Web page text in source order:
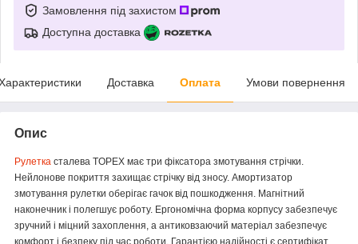
Замовлення під захистом
Доступна доставка
Доставка Оплата Умови повернення
Опис
Рулетка сталева TOPEX має три фіксатора змотування стрічки.
Нейлонове покриття захищає стрічку від зносу. Амортизатор
змотування рулетки оберігає гачок від пошкодження. Магнітний
наконечник і полегшує роботу. Ергономічна форма корпусу забезпечує
зручний і міцний захоплення, а антиковзаючий матеріал забезпечує
комфорт і безпеку під час роботи. Гарантією надійності є сертифікат